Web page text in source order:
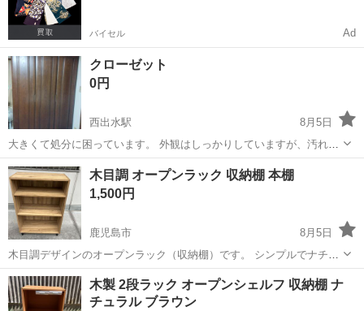
バイセル Ad
クローゼット
0円
西出水駅
8月5日
大きくて処分に困っています。 外観はしっかりしていますが、汚れや
金属の腐食などありますが、欲しい方いましたらお願いします。 分解
出来るようです。 載せれる車と人手が必要です。
鹿児島 出水市 西出水駅 収納家具
木目調 オープンラック 収納棚 本棚
1,500円
鹿児島市
8月5日
木目調デザインのオープンラック（収納棚）です。 シンプルでナチュ
ラルなデザインのため、リビングや書斎、子ども部屋、オフィスなど
様々な場所でお使いいただけます。設置時のガタつきも調整可能で
す。 【商品内容】 ・木...
鹿児島 鹿児島市 収納家具
木製 2段ラック オープンシェルフ 収納棚 ナ
チュラル ブラウン